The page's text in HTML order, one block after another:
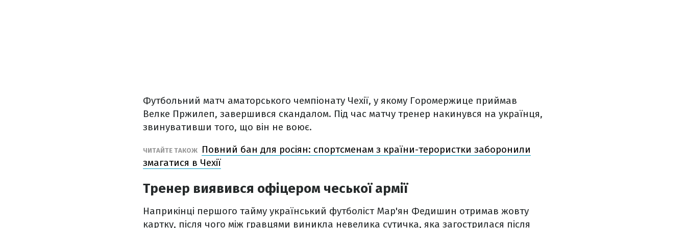
Футбольний матч аматорського чемпіонату Чехії, у якому Горомержице приймав
Велке Пржилеп, завершився скандалом. Під час матчу тренер накинувся на українця,
звинувативши того, що він не воює.
ЧИТАЙТЕ ТАКОЖ
Повний бан для росіян: спортсменам з країни-терористки заборонили
змагатися в Чехії
Тренер виявився офіцером чеської армії
Наприкінці першого тайму український футболіст Мар'ян Федишин отримав жовту
картку, після чого між гравцями виникла невелика сутичка, яка загострилася після